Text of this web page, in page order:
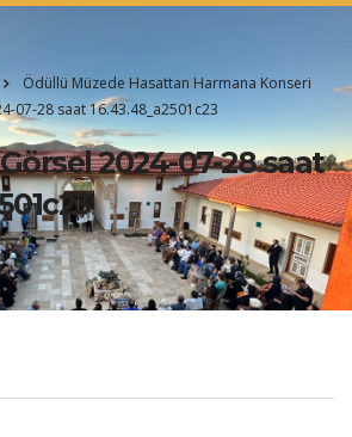
Ödüllü Müzede Hasattan Harmana Konseri
07-28 saat 16.43.48_a2501c23
2024-07-28 saat